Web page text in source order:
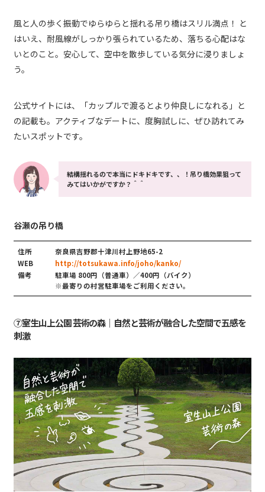
風と人の歩く振動でゆらゆらと揺れる吊り橋はスリル満点！ と
はいえ、耐風線がしっかり張られているため、落ちる心配はな
いとのこと。安心して、空中を散歩している気分に浸りましょ
う。
公式サイトには、「カップルで渡るとより仲良しになれる」と
の記載も。アクティブなデートに、度胸試しに、ぜひ訪れてみ
たいスポットです。
結構揺れるので本当にドキドキです、、！吊り橋効果狙って
みてはいかがですか？＾＾
谷瀬の吊り橋
住所
奈良県吉野郡十津川村上野地65-2
WEB
http://totsukawa.info/joho/kanko/
備考
駐車場 800円（普通車）／400円（バイク）
※最寄りの村営駐車場をご利用ください。
⑦室生山上公園 芸術の森｜自然と芸術が融合した空間で五感を
刺激